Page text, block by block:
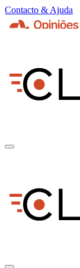
Contacto & Ajuda